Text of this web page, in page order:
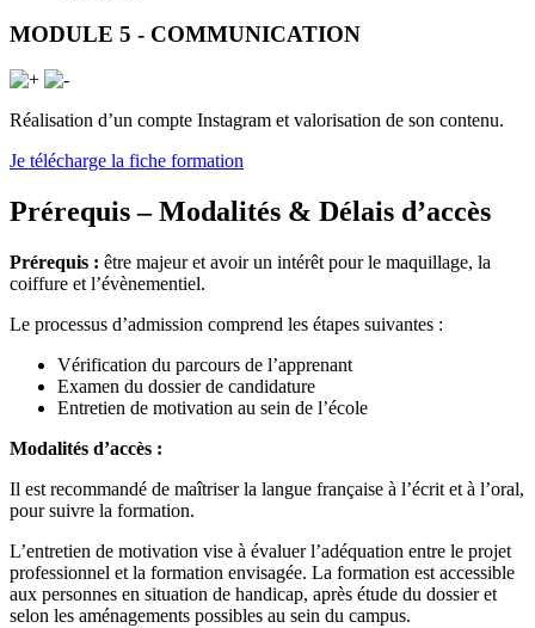
MODULE 5 - COMMUNICATION
Réalisation d’un compte Instagram et valorisation de son contenu.
Je télécharge la fiche formation
Prérequis – Modalités & Délais d’accès
Prérequis : être majeur et avoir un intérêt pour le maquillage, la
coiffure et l’évènementiel.
Le processus d’admission comprend les étapes suivantes :
Vérification du parcours de l’apprenant
Examen du dossier de candidature
Entretien de motivation au sein de l’école
Modalités d’accès :
Il est recommandé de maîtriser la langue française à l’écrit et à l’oral,
pour suivre la formation.
L’entretien de motivation vise à évaluer l’adéquation entre le projet
professionnel et la formation envisagée. La formation est accessible
aux personnes en situation de handicap, après étude du dossier et
selon les aménagements possibles au sein du campus.